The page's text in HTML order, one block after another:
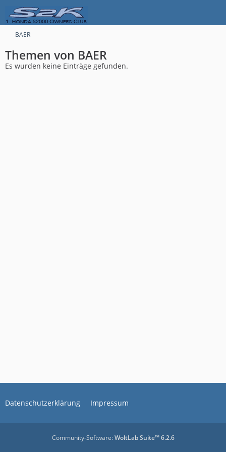
BAER
Themen von BAER
Es wurden keine Einträge gefunden.
Datenschutzerklärung Impressum
Community-Software:WoltLab Suite™ 6.2.6